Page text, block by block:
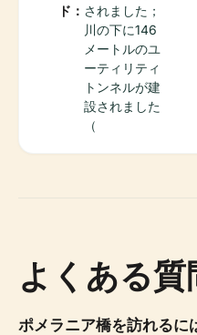
ド： されました；
川の下に146
メートルのユ
ーティリティ
トンネルが建
設されました
（
よくある質
ポメラニア橋を訪れるに